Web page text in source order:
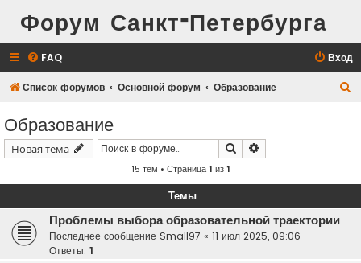
Форум Санкт-Петербурга
FAQ Вход
Список форумов Основной форум Образование
Образование
Новая тема Поиск
15 тем • Страница1 из1
Темы
Проблемы выбора образовательной траектории
Последнее сообщение Small97 « 11 июл 2025, 09:06
Ответы: 1